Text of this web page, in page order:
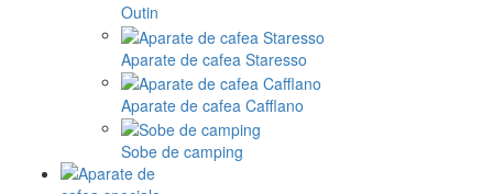
Outin
Aparate de cafea Staresso
Aparate de cafea Cafflano
Sobe de camping